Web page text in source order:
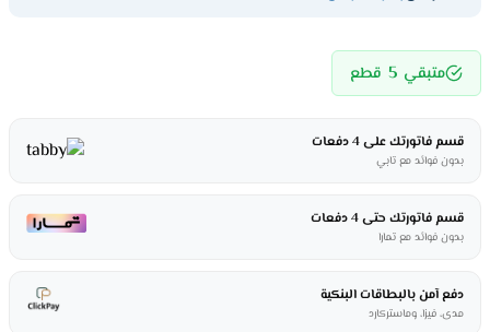
متبقي 5 قطع
قسم فاتورتك على 4 دفعات
بدون فوائد مع تابي
قسم فاتورتك حتى 4 دفعات
بدون فوائد مع تمارا
دفع آمن بالبطاقات البنكية
مدى، فيزا، وماستركارد